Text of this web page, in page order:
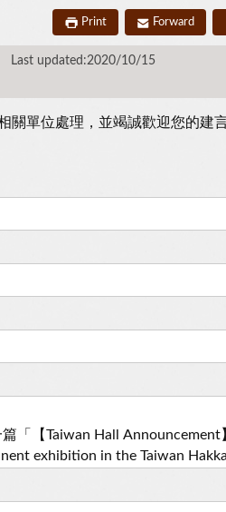
Print Forward
Last updated:2020/10/15
單位處理，並竭誠歡迎您的建言